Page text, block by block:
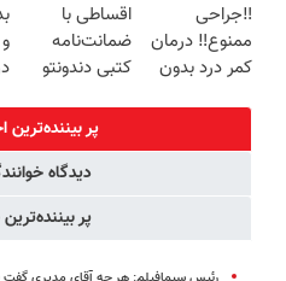
برگردون
(40%off)
‼️جراحی
ممنوع‼️ درمان
کمر درد بدون
اقساطی با
ضمانت‌نامه
کتبی دندونتو
بدون سود
پر بیننده‌ترین
دیدگاه
پر